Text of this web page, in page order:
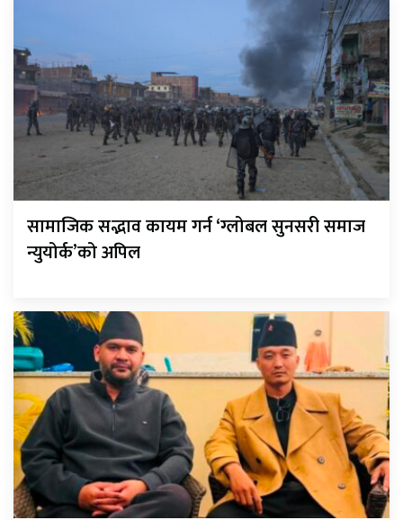
सामाजिक सद्भाव कायम गर्न ‘ग्लोबल सुनसरी समाज
न्युयोर्क’को अपिल